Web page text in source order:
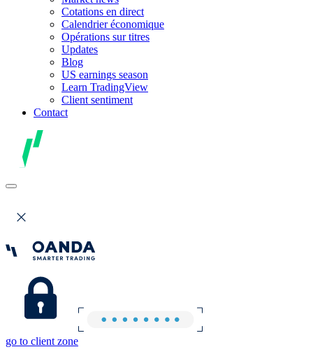
Cotations en direct
Calendrier économique
Opérations sur titres
Updates
Blog
US earnings season
Learn TradingView
Client sentiment
Contact
go to client zone